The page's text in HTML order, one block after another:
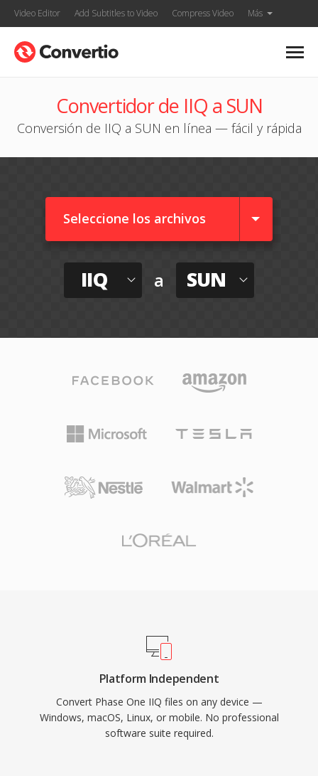
Video Editor Add Subtitles to Video Compress Video Más
Convertidor de IIQ a SUN
Conversión de IIQ a SUN en línea — fácil y rápida
Seleccione los archivos
IIQ a SUN
Platform Independent
Convert Phase One IIQ files on any device —
Windows, macOS, Linux, or mobile. No professional
software suite required.